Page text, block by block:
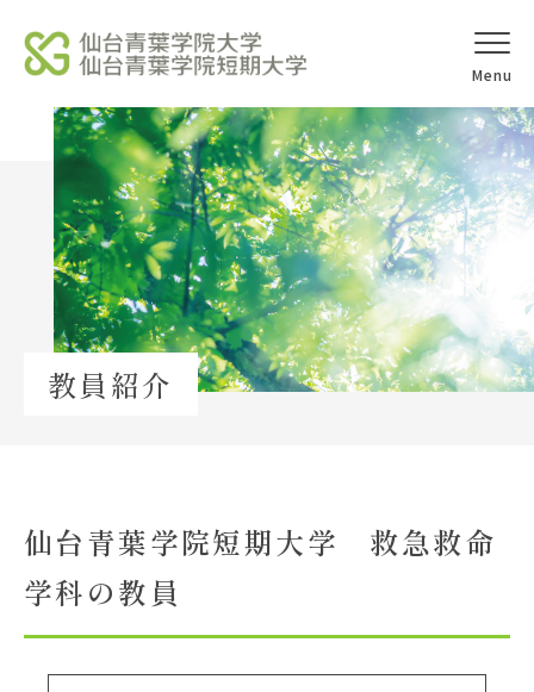
オープンキャ
ンパス
アクセス
学校法人北杜学園
Topics
イベント一覧
教職員募集
大学概要
北杜学園設置校
教員紹介
仙台青葉学院短期大学 救急救命
学科の教員